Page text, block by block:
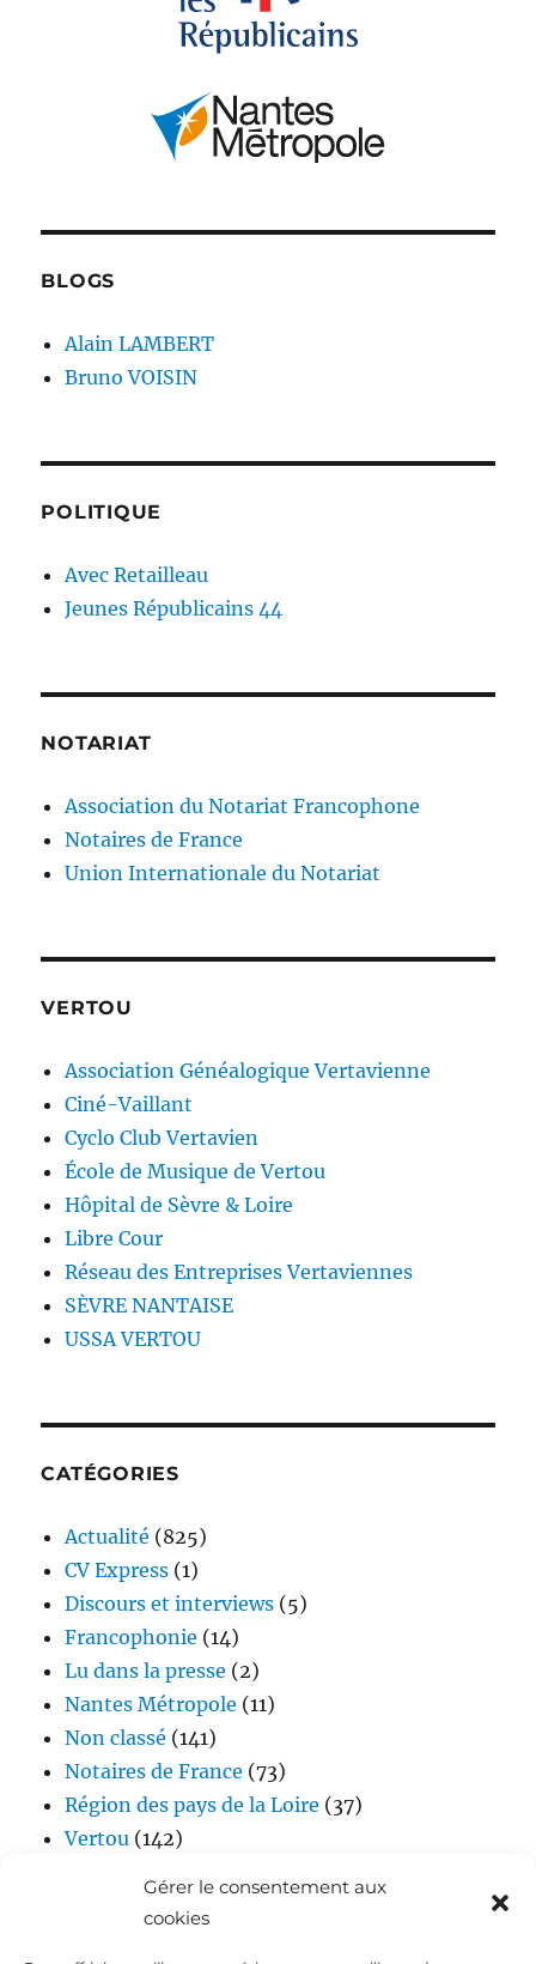
Gérer le consentement aux
cookies
BLOGS
Alain LAMBERT
Bruno VOISIN
POLITIQUE
Avec Retailleau
Jeunes Républicains 44
NOTARIAT
Association du Notariat Francophone
Notaires de France
Union Internationale du Notariat
VERTOU
Association Généalogique Vertavienne
Ciné-Vaillant
Cyclo Club Vertavien
École de Musique de Vertou
Hôpital de Sèvre & Loire
Libre Cour
Réseau des Entreprises Vertaviennes
SÈVRE NANTAISE
USSA VERTOU
CATÉGORIES
Actualité (825)
CV Express (1)
Discours et interviews (5)
Francophonie (14)
Lu dans la presse (2)
Nantes Métropole (11)
Non classé (141)
Notaires de France (73)
Région des pays de la Loire (37)
Vertou (142)